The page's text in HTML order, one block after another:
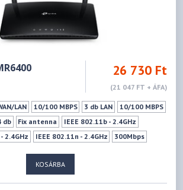
26 730 Ft
(21 047 FT + ÁFA)
LAN 10/100 MBPS 3 db LAN
10/100 MBPS
db Fix antenna
IEEE 802.11b - 2.4GHz
2.4GHz
IEEE 802.11n - 2.4GHz
300Mbps
Wifi ki-bekapcsoló gomb
KOSÁRBA